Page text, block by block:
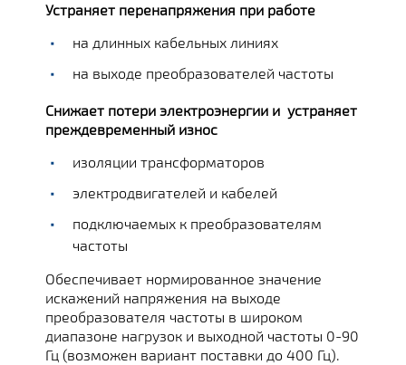
Устраняет перенапряжения при работе
на длинных кабельных линиях
на выходе преобразователей частоты
Снижает потери электроэнергии и устраняет
преждевременный износ
изоляции трансформаторов
электродвигателей и кабелей
подключаемых к преобразователям
частоты
Обеспечивает нормированное значение
искажений напряжения на выходе
преобразователя частоты в широком
диапазоне нагрузок и выходной частоты 0-90
Гц (возможен вариант поставки до 400 Гц).